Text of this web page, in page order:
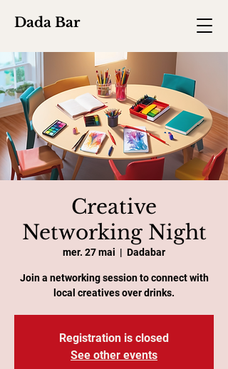
Dada Bar
Creative
Networking Night
mer. 27 mai
  |
Dadabar
Join a networking session to connect with
local creatives over drinks.
Registration is closed
See other events